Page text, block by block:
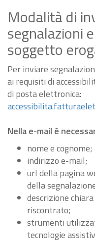
Modalità di
segnalazioni
soggetto
Per inviare
ai requisiti di
di posta elettronica:
Nella e-mail è
nome e cognome;
indirizzo e-mail;
url della pagina
della
descrizione
riscontrato;
strumenti
tecnologie